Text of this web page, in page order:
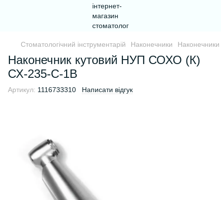
Стоматологічний інструментарій Наконечники
Наконечник кутовий НУП СОХО (К)
СХ-235-С-1В
Артикул: 1116733310 Написати відгук